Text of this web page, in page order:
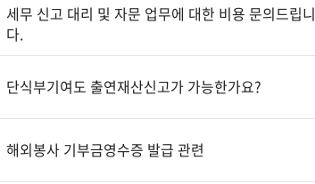
세무 신고 대리 및 자문 업무에 대한 비용 문의드립니
다.
단식부기여도 출연재산신고가 가능한가요?
해외봉사 기부금영수증 발급 관련